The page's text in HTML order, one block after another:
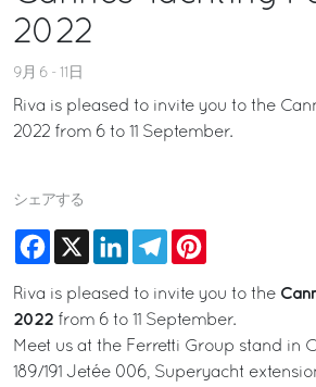
2022
9月 6 - 11日
Riva is pleased to invite you to the
2022 from 6 to 11 September.
シェアする
Facebook
X LinkedInTelegram
Riva is pleased to invite you to the
2022 from 6 to 11 September.
Meet us at the Ferretti Group stand in
189/191 Jetée 006, Superyacht